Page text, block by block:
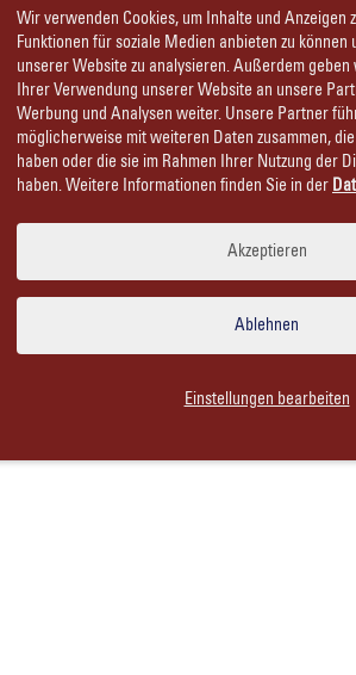
HeylandsBrauerei sind ein
Getränken und die Einhaltung
besonderes
enthalten
Bitte bestätigen Sie, dass Sie über
Wir verwenden Cookies, um Inhalte und Anzeigen
Funktionen für soziale Medien anbieten zu können
unserer Website zu analysieren. Außerdem
Ihrer Verwendung unserer Website an unsere
Werbung und Analysen weiter. Unsere Partner
möglicherweise mit weiteren Daten zusammen,
haben oder die sie im Rahmen Ihrer Nutzung der
haben. Weitere Informationen finden Sie in der
Ablehnen
Akzeptieren
Einstellungen bearbeiten